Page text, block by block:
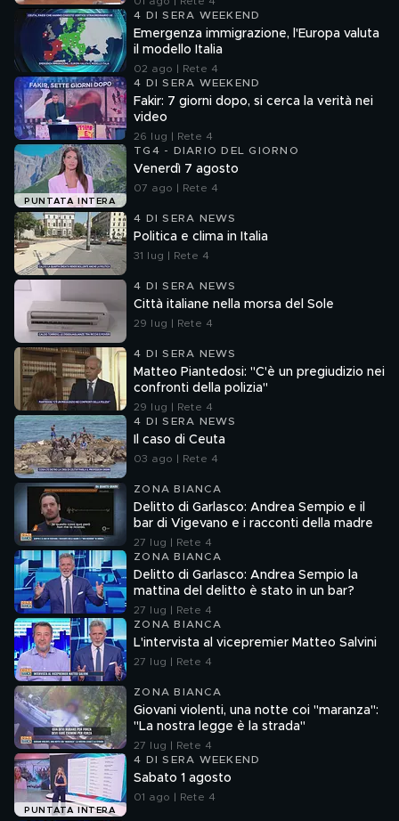
4 DI SERA WEEKEND
Emergenza immigrazione, l'Europa valuta
il modello Italia
02 ago | Rete 4
4 DI SERA WEEKEND
Fakir: 7 giorni dopo, si cerca la verità nei
video
26 lug | Rete 4
PUNTATA INTERA
TG4 - DIARIO DEL GIORNO
Venerdì 7 agosto
07 ago | Rete 4
4 DI SERA NEWS
Politica e clima in Italia
31 lug | Rete 4
4 DI SERA NEWS
Città italiane nella morsa del Sole
29 lug | Rete 4
4 DI SERA NEWS
Matteo Piantedosi: "C'è un pregiudizio nei
confronti della polizia"
29 lug | Rete 4
4 DI SERA NEWS
Il caso di Ceuta
03 ago | Rete 4
ZONA BIANCA
Delitto di Garlasco: Andrea Sempio e il
bar di Vigevano e i racconti della madre
27 lug | Rete 4
ZONA BIANCA
Delitto di Garlasco: Andrea Sempio la
mattina del delitto è stato in un bar?
27 lug | Rete 4
ZONA BIANCA
L'intervista al vicepremier Matteo Salvini
27 lug | Rete 4
ZONA BIANCA
Giovani violenti, una notte coi "maranza":
"La nostra legge è la strada"
27 lug | Rete 4
PUNTATA INTERA
4 DI SERA WEEKEND
Sabato 1 agosto
01 ago | Rete 4